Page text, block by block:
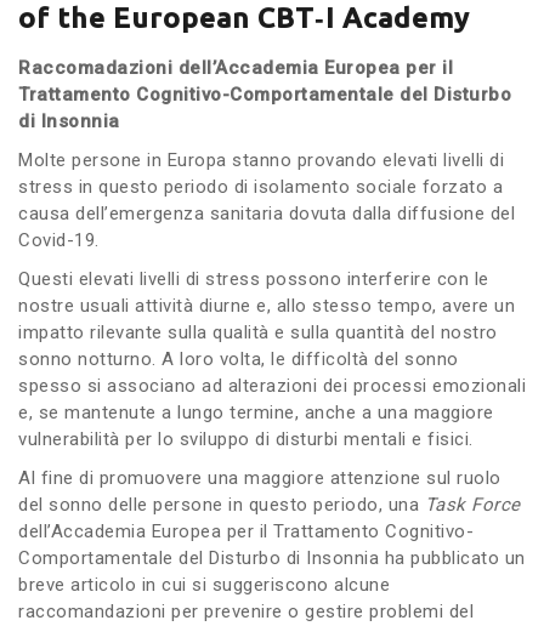
of the European CBT‐I Academy
Raccomadazioni dell’Accademia Europea per il
Trattamento Cognitivo-Comportamentale del Disturbo
di Insonnia
Molte persone in Europa stanno provando elevati livelli di
stress in questo periodo di isolamento sociale forzato a
causa dell’emergenza sanitaria dovuta dalla diffusione del
Covid-19.
Questi elevati livelli di stress possono interferire con le
nostre usuali attività diurne e, allo stesso tempo, avere un
impatto rilevante sulla qualità e sulla quantità del nostro
sonno notturno. A loro volta, le difficoltà del sonno
spesso si associano ad alterazioni dei processi emozionali
e, se mantenute a lungo termine, anche a una maggiore
vulnerabilità per lo sviluppo di disturbi mentali e fisici.
Al fine di promuovere una maggiore attenzione sul ruolo
del sonno delle persone in questo periodo, una Task Force
dell’Accademia Europea per il Trattamento Cognitivo-
Comportamentale del Disturbo di Insonnia ha pubblicato un
breve articolo in cui si suggeriscono alcune
raccomandazioni per prevenire o gestire problemi del